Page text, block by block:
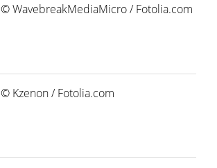
© WavebreakMediaMicro / Fotolia.com
© Kzenon / Fotolia.com